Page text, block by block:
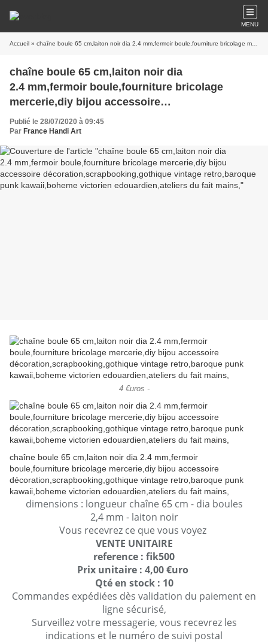
MENU
Accueil » chaîne boule 65 cm,laiton noir dia 2.4 mm,fermoir boule,fourniture bricolage mercerie,diy bijou accessoire décoration,scrapbooking,gothique vintage retro,baroque punk kawaii,boheme victorien edouardien,ateliers du fait mains,
chaîne boule 65 cm,laiton noir dia
2.4 mm,fermoir boule,fourniture bricolage
mercerie,diy bijou accessoire
décoration,scrapbooking,gothique vintage
retro,baroque punk kawaii,boheme victorien
edouardien,ateliers du fait mains,
Publié le 28/07/2020 à 09:45
Par France Handi Art
4 €uros -
chaîne boule 65 cm,laiton noir dia 2.4 mm,fermoir
boule,fourniture bricolage mercerie,diy bijou accessoire
décoration,scrapbooking,gothique vintage retro,baroque punk
kawaii,boheme victorien edouardien,ateliers du fait mains,
dimensions : longueur chaîne 65 cm - dia boules
2,4 mm - laiton noir
Vous recevrez ce que vous voyez
VENTE UNITAIRE
reference : fik500
Prix unitaire : 4,00 €uro
Qté en stock : 10
Commandes expédiées dès validation du paiement en
ligne sécurisé,
Surveillez votre messagerie, vous recevrez les
indications et le numéro de suivi postal